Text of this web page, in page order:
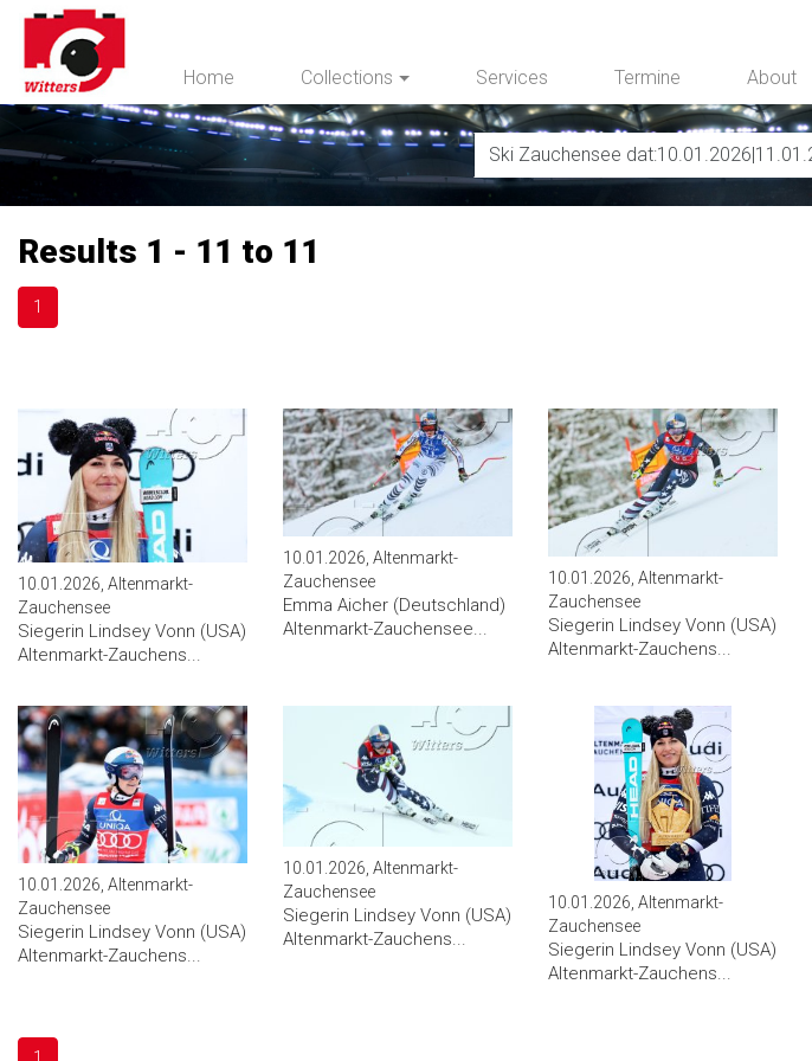
Home Collections Services Termine About
Results 1 - 11 to 11
1
10.01.2026, Altenmarkt-
Zauchensee
Siegerin Lindsey Vonn (USA)
Altenmarkt-Zauchens...
10.01.2026, Altenmarkt-
Zauchensee
Emma Aicher (Deutschland)
Altenmarkt-Zauchensee...
10.01.2026, Altenmarkt-
Zauchensee
Siegerin Lindsey Vonn (USA)
Altenmarkt-Zauchens...
10.01.2026, Altenmarkt-
Zauchensee
Siegerin Lindsey Vonn (USA)
Altenmarkt-Zauchens...
10.01.2026, Altenmarkt-
Zauchensee
Siegerin Lindsey Vonn (USA)
Altenmarkt-Zauchens...
10.01.2026, Altenmarkt-
Zauchensee
Siegerin Lindsey Vonn (USA)
Altenmarkt-Zauchens...